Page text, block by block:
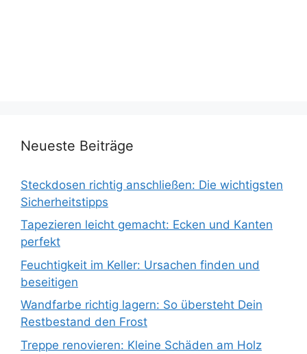
Neueste Beiträge
Steckdosen richtig anschließen: Die wichtigsten
Sicherheitstipps
Tapezieren leicht gemacht: Ecken und Kanten
perfekt
Feuchtigkeit im Keller: Ursachen finden und
beseitigen
Wandfarbe richtig lagern: So übersteht Dein
Restbestand den Frost
Treppe renovieren: Kleine Schäden am Holz